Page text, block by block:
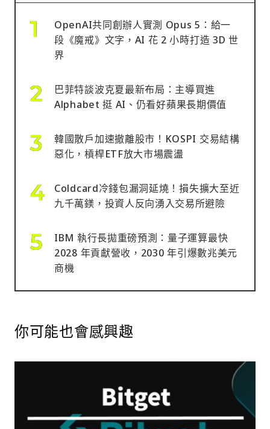
OpenAI共同創辦人實測 Opus 5：給一
段《魔戒》文字，AI 花 2 小時打造 3D 世
界
巴菲特談波克夏最新布局：主導買進
Alphabet 挺 AI、仍看好蘋果長期價值
韓國散戶加速撤離股市！KOSPI 交易結構
惡化，槓桿ETF放大市場震盪
Coldcard冷錢包漏洞延燒！損失擴大至近
九千萬鎂，投資人反向湧入交易所避險
IBM 執行長拋重磅預測：量子運算最快
2028 年貢獻營收，2030 年引爆數兆美元
商機
你可能也會感興趣